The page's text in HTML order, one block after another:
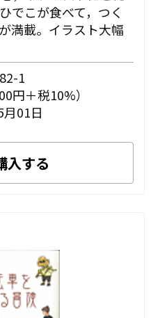
でこが食べて，つく
満載。イラスト大幅
1
円＋税10%）
01日
入する